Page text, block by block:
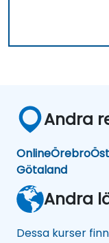
Andra
OnlineÖrebro
Götaland
Andra
Dessa kurser